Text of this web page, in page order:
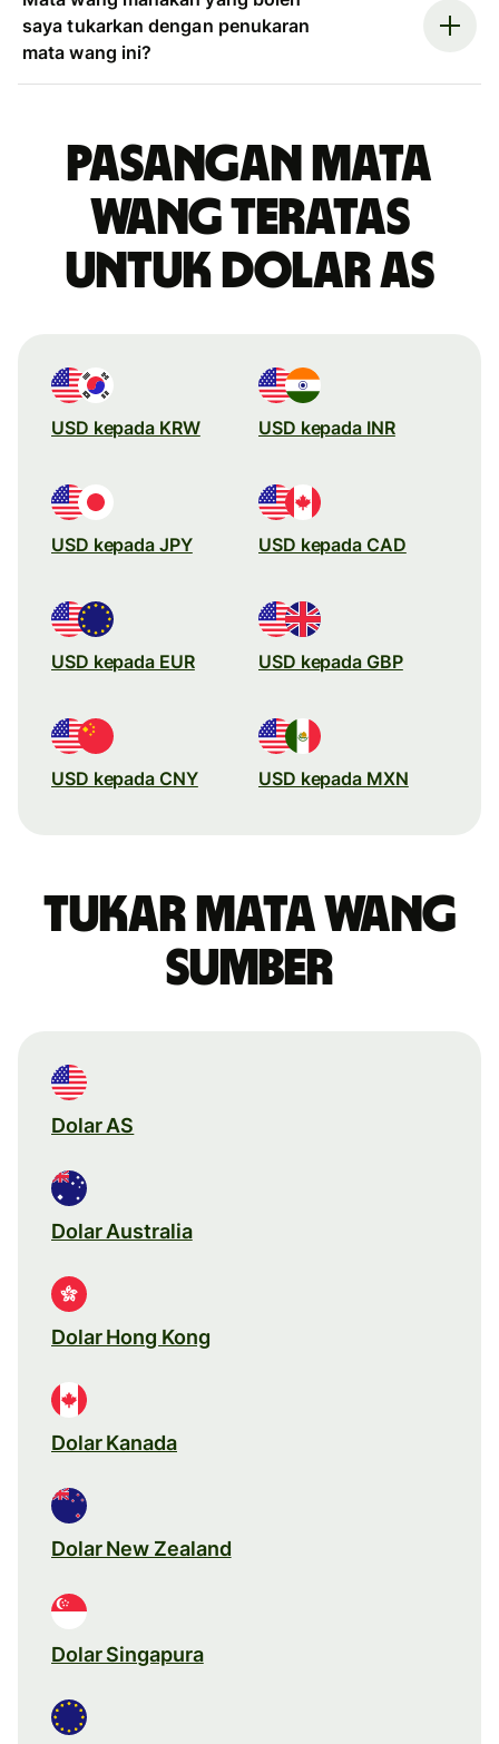
saya tukarkan dengan penukaran
mata wang ini?
Pasangan mata
wang teratas
untuk dolar AS
USD kepada KRW USD kepada INR
USD kepada JPY USD kepada CAD
USD kepada EUR USD kepada GBP
USD kepada CNY USD kepada MXN
Tukar mata wang
sumber
Dolar AS
Dolar Australia
Dolar Hong Kong
Dolar Kanada
Dolar New Zealand
Dolar Singapura